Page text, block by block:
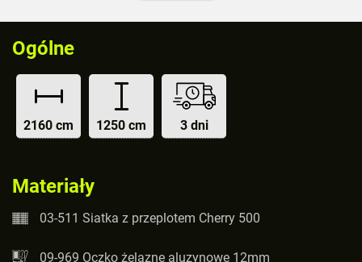
Ogólne
2160 cm 1250 cm 3 dni
Materiały
03-511 Siatka z przeplotem Cherry 500
09-969 Oczko żelazne aluzynowe 12mm